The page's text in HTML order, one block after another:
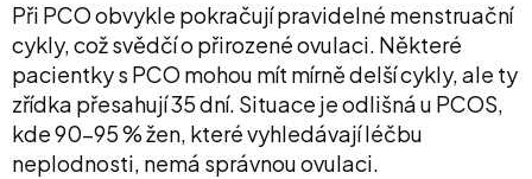
Při PCO obvykle pokračují pravidelné menstruační
cykly, což svědčí o přirozené ovulaci. Některé
pacientky s PCO mohou mít mírně delší cykly, ale ty
zřídka přesahují 35 dní. Situace je odlišná u PCOS,
kde 90–95 % žen, které vyhledávají léčbu
neplodnosti, nemá správnou ovulaci.